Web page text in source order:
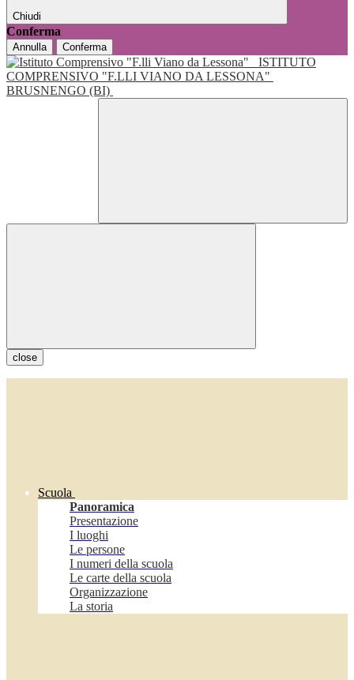
Chiudi
Conferma
Annulla Conferma
ISTITUTO
COMPRENSIVO "F.LLI VIANO DA LESSONA"
BRUSNENGO (BI)
close
Scuola
Panoramica
Presentazione
I luoghi
Le persone
I numeri della scuola
Le carte della scuola
Organizzazione
La storia